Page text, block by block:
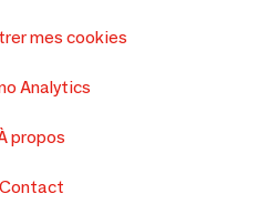
mes cookies
Analytics
propos
Contact